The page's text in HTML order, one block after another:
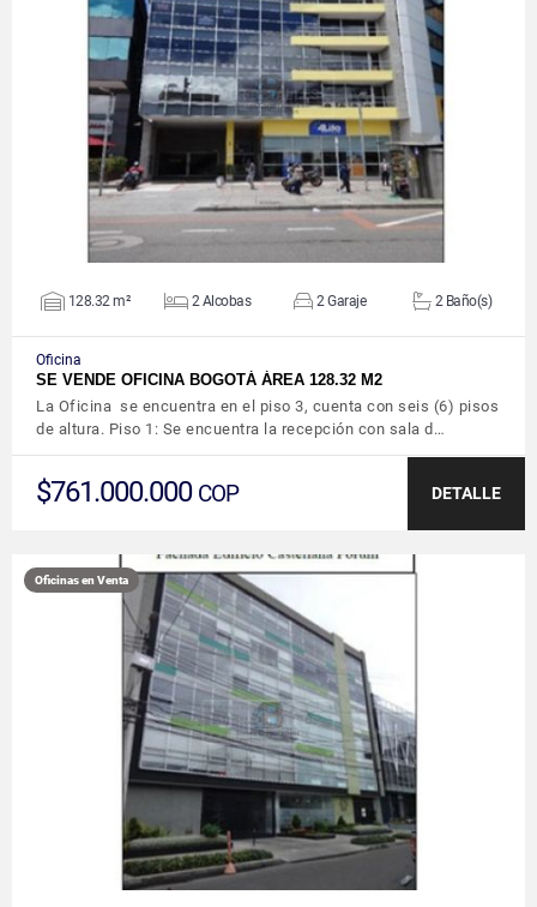
VER DETALLES
128.32 m² 2 Alcobas 2 Garaje 2 Baño(s)
Oficina
SE VENDE OFICINA BOGOTÁ ÁREA 128.32 M2
La Oficina se encuentra en el piso 3, cuenta con seis (6) pisos
de altura. Piso 1: Se encuentra la recepción con sala d…
$761.000.000 COP DETALLE
Oficinas en Venta
VER DETALLES